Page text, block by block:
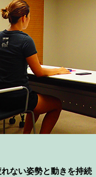
ない姿勢と動きを持続